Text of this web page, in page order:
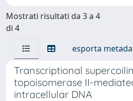
Mostrati risultati da 3 a 4
di 4
esporta
Transcriptional
topoisomerase II-
intracellular DNA